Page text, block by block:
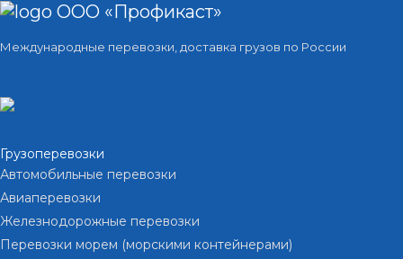
ООО «Профикаст»
Международные перевозки, доставка грузов по России
Грузоперевозки
Автомобильные перевозки
Авиаперевозки
Железнодорожные перевозки
Перевозки морем (морскими контейнерами)